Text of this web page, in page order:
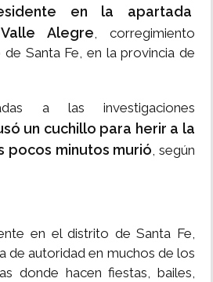
en la apartada
Alegre, corregimiento
Santa Fe, en la provincia de
a las investigaciones
un cuchillo para herir a la
pocos minutos murió, según
en el distrito de Santa Fe,
de autoridad en muchos de los
donde hacen fiestas, bailes,